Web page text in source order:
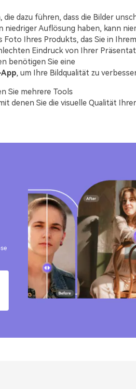
die dazu führen, dass die Bilder
niedriger Auflösung haben, kann
Foto Ihres Produkts, das Sie in
Eindruck von Ihrer
benötigen Sie eine
, um Ihre Bildqualität zu
Sie mehrere Tools
denen Sie die visuelle Qualität